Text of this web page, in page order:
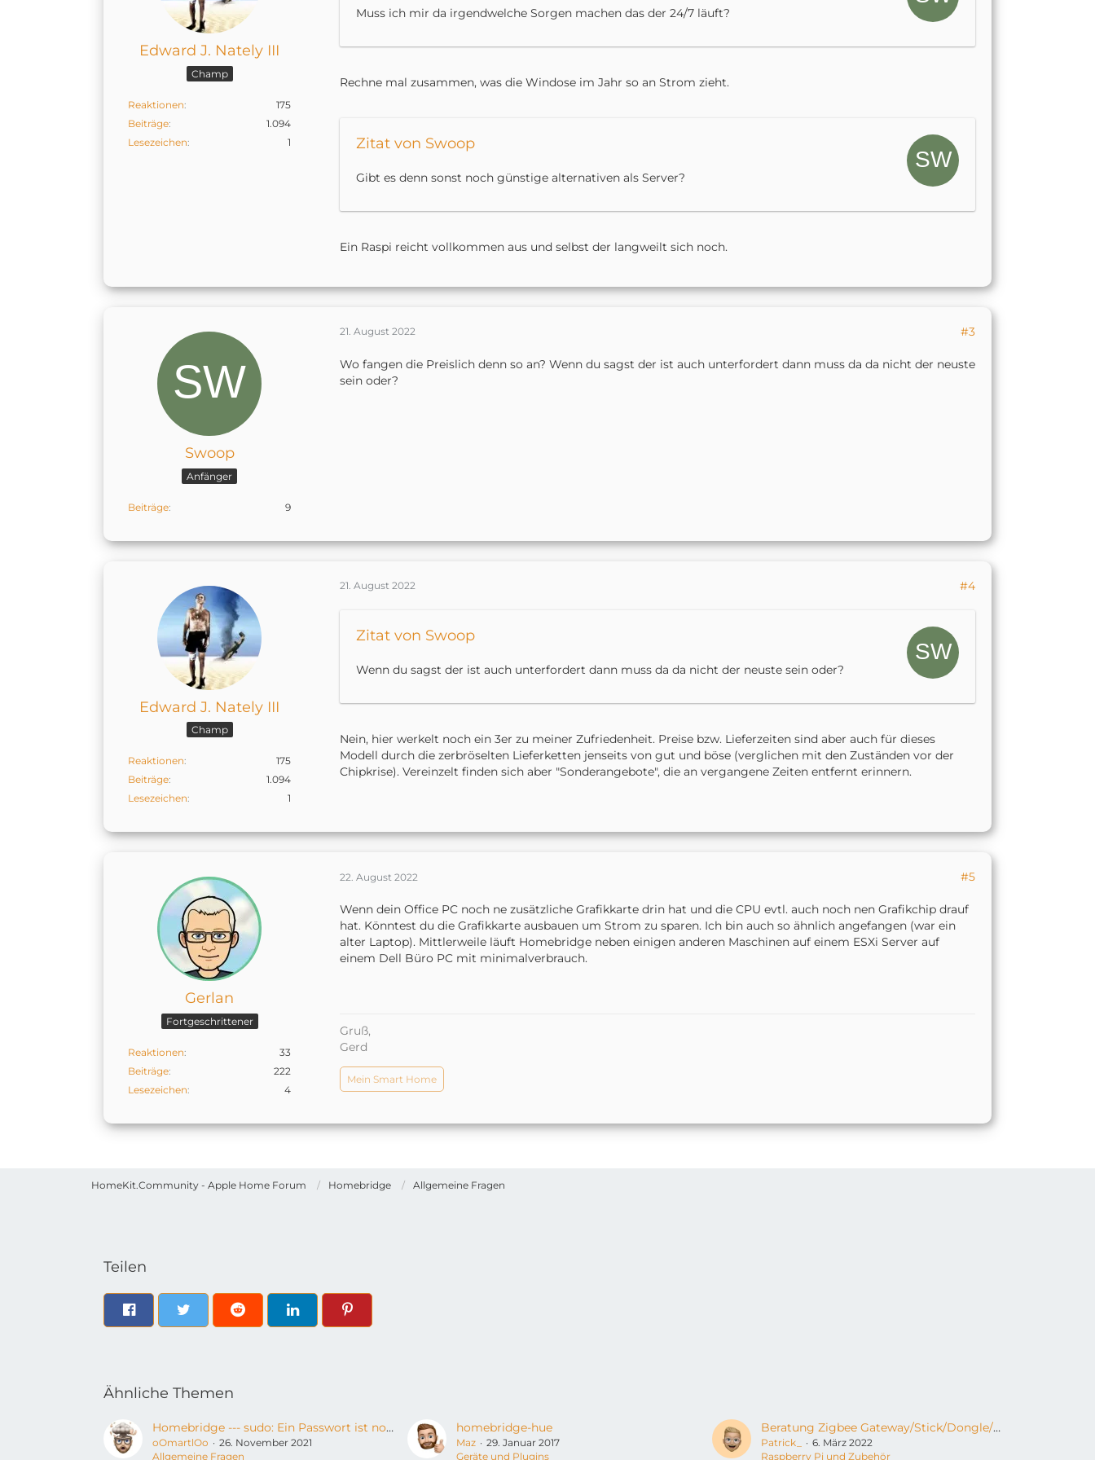
HomeKit.Community - Apple Home Forum Homebridge Allgemeine Fragen
Edward J. Nately III
Champ
Reaktionen
175
Beiträge
1.094
Lesezeichen
1
Muss ich mir da irgendwelche Sorgen machen das der 24/7 läuft?
Rechne mal zusammen, was die Windose im Jahr so an Strom zieht.
Zitat von Swoop
Gibt es denn sonst noch günstige alternativen als Server?
Ein Raspi reicht vollkommen aus und selbst der langweilt sich noch.
Swoop
Anfänger
Beiträge 9
21. August 2022 #3
Wo fangen die Preislich denn so an? Wenn du sagst der ist auch unterfordert dann muss da da nicht der neuste
sein oder?
Edward J. Nately III
Champ
Reaktionen
175
Beiträge
1.094
Lesezeichen
1
21. August 2022 #4
Zitat von Swoop
Wenn du sagst der ist auch unterfordert dann muss da da nicht der neuste sein oder?
Nein, hier werkelt noch ein 3er zu meiner Zufriedenheit. Preise bzw. Lieferzeiten sind aber auch für dieses
Modell durch die zerbröselten Lieferketten jenseits von gut und böse (verglichen mit den Zuständen vor der
Chipkrise). Vereinzelt finden sich aber "Sonderangebote", die an vergangene Zeiten entfernt erinnern.
Gerlan
Fortgeschrittener
Reaktionen
33
Beiträge
222
Lesezeichen
4
22. August 2022 #5
Wenn dein Office PC noch ne zusätzliche Grafikkarte drin hat und die CPU evtl. auch noch nen Grafikchip drauf
hat. Könntest du die Grafikkarte ausbauen um Strom zu sparen. Ich bin auch so ähnlich angefangen (war ein
alter Laptop). Mittlerweile läuft Homebridge neben einigen anderen Maschinen auf einem ESXi Server auf
einem Dell Büro PC mit minimalverbrauch.
Gruß,
Gerd
Mein Smart Home
Teilen
Ähnliche Themen
Homebridge --- sudo: Ein Passwort ist notwendig
oOmartlOo
26. November 2021
Allgemeine Fragen
homebridge-hue
Maz
29. Januar 2017
Geräte und Plugins
Beratung Zigbee Gateway/Stick/Dongle/Modul in Homekit/Homebridge
Patrick_
6. März 2022
Raspberry Pi und Zubehör